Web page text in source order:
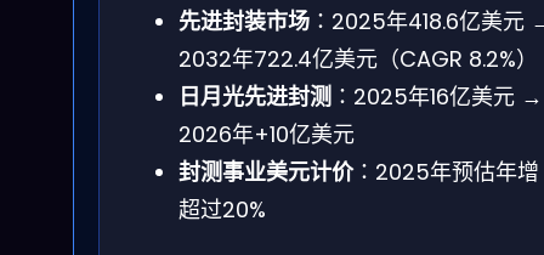
先进封装市场 ：2025年418.6亿美元
2032年722.4亿美元（CAGR 8.2%）
日月光先进封测 ：2025年16亿美元 →
2026年+10亿美元
封测事业美元计价：2025年预估年增
超过20%